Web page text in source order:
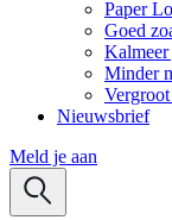
Paper
Goed
Kalmeer
Minder
Nieuwsbrief
Meld je aan